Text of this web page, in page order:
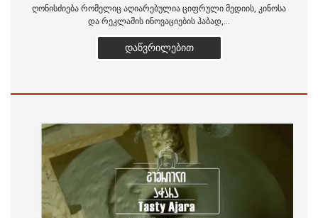
ღონისძიება რომელიც აღიარებულია ციფრული მედიის, კინოსა
და რეკლამის ინოვაციების ჰაბად,...
ᲓᲐᲬᲕᲠᲘᲚᲔᲑᲘᲗ